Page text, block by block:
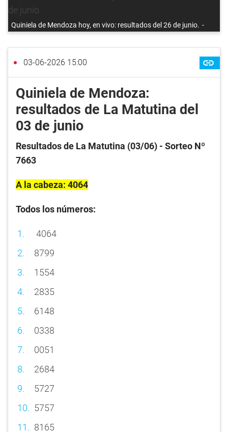
Quiniela de Mendoza hoy, en vivo: resultados del 26 de junio.
03-06-2026 15:00
Quiniela de Mendoza:
resultados de La Matutina del
03 de junio
Resultados de La Matutina (03/06) - Sorteo Nº
7663
A la cabeza: 4064
Todos los números:
4064
8799
1554
2835
6148
0338
0051
2684
5727
5757
8165